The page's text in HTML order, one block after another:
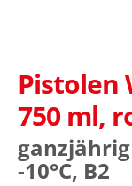
Pistolen
750 ml,
-10°C, B2